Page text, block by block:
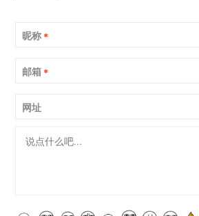
昵称 *
邮箱 *
网址